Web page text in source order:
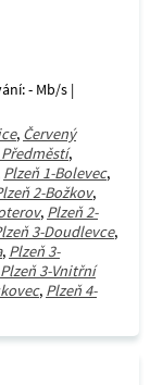
- Mb/s |
, Červený
,
Plzeň 1-Bolevec,
2-Božkov,
, Plzeň 2-
3-Doudlevce,
, Plzeň 3-
Plzeň 3-Vnitřní
, Plzeň 4-